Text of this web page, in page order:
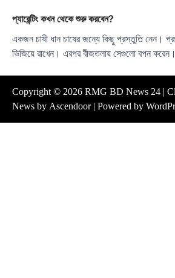
প্যারেন্টিং কখন থেকে শুরু করবেন?
একজন চাষী ধান চাষের জন্যে কিছু প্রস্তুতি নেন।
ভিজিয়ে রাখেন। এরপর বীজতলায় সেগুলো বপন
Copyright © 2026 RMG BD News 24 |
News by Ascendoor| Powered by